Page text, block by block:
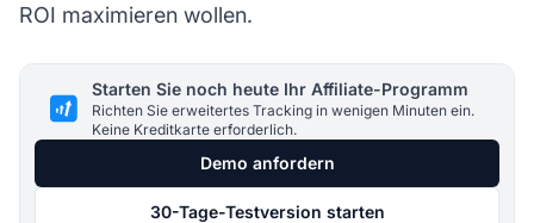
ROI maximieren wollen.
Starten Sie noch heute Ihr Affiliate-Programm
Richten Sie erweitertes Tracking in wenigen Minuten ein.
Keine Kreditkarte erforderlich.
Demo anfordern
30-Tage-Testversion starten